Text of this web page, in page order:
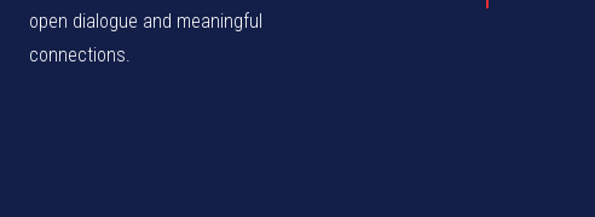
open dialogue and meaningful
connections.